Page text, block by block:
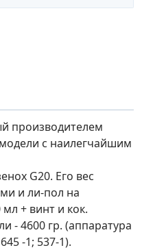
производителем
с наилегчайшим
G20. Его вес
и ли-пол на
+ винт и кок.
- 4600 гр. (аппаратура
-1; 537-1).